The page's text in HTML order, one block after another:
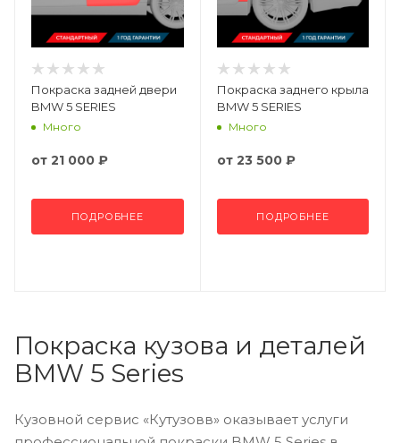
Покраска задней двери
BMW 5 SERIES
Много
от 21 000 ₽
ПОДРОБНЕЕ
Покраска заднего крыла
BMW 5 SERIES
Много
от 23 500 ₽
ПОДРОБНЕЕ
Покраска кузова и деталей
BMW 5 Series
Кузовной сервис «Кутузовв» оказывает услуги